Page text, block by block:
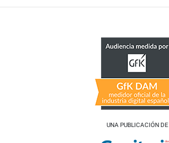
UNA PUBLICACIÓN DE